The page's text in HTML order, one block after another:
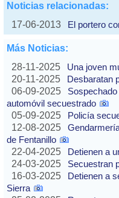
Noticias relacionadas:
17-06-2013
El portero
Más Noticias:
28-11-2025
Una joven
20-11-2025
Desbaratan
06-09-2025
automóvil secuestrado
05-09-2025
Policía
12-08-2025
de Fentanillo
22-04-2025
Detienen a
24-03-2025
Secuestran
16-03-2025
Detienen a
Sierra